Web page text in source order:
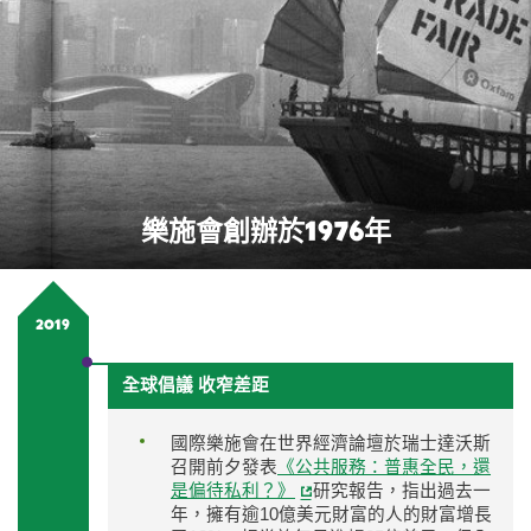
樂施會創辦於1976年
2019
全球倡議 收窄差距
國際樂施會在世界經濟論壇於瑞士達沃斯
召開前夕發表 《公共服務：普惠全民，還
是偏待私利？》
研究報告，指出過去一
年，擁有逾10億美元財富的人的財富增長